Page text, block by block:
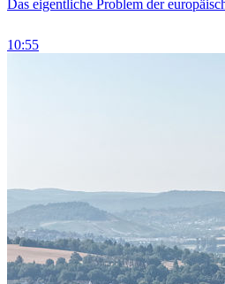
Das eigentliche Problem der
10:55